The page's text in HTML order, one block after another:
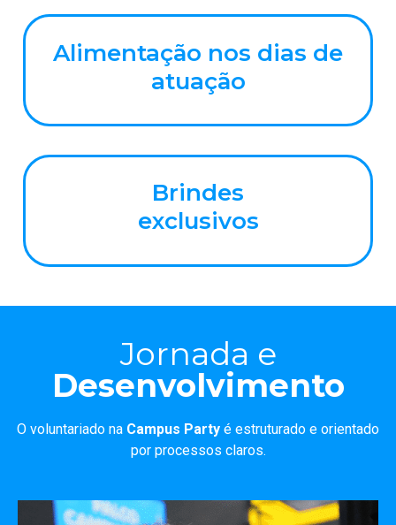
Alimentação nos dias de
atuação
Brindes
exclusivos
Jornada e
Desenvolvimento
O voluntariado na Campus Party é estruturado e orientado
por processos claros.